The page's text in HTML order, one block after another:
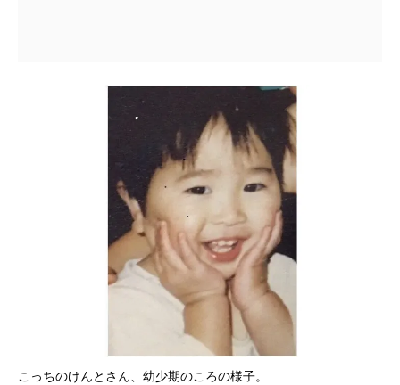
こっちのけんとさん、幼少期のころの様子。